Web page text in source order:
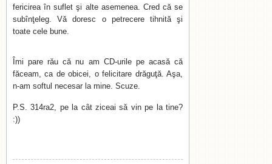
fericirea în suflet şi alte asemenea. Cred că se
subînţeleg. Vă doresc o petrecere tihnită şi
toate cele bune.
Îmi pare rău că nu am CD-urile pe acasă că
făceam, ca de obicei, o felicitare drăguţă. Aşa,
n-am softul necesar la mine. Scuze.
P.S. 314ra2, pe la cât ziceai să vin pe la tine?
:))